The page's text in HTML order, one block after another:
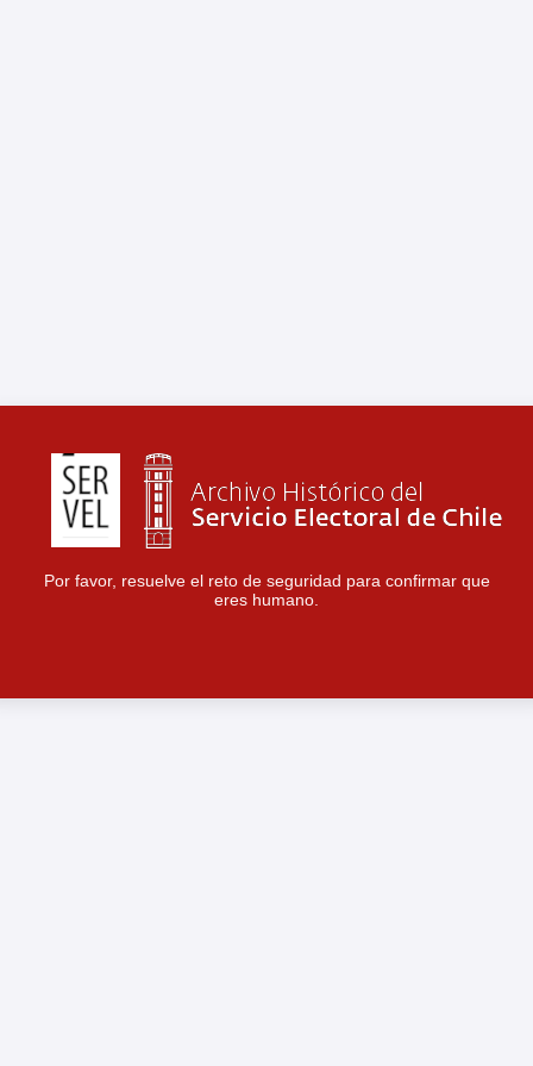
Por favor, resuelve el reto de seguridad para confirmar que
eres humano.